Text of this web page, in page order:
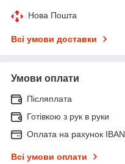
Нова Пошта
Всі умови доставки
Умови оплати
Післяплата
Готівкою з рук в руки
Оплата на рахунок IBAN
Всі умови оплати